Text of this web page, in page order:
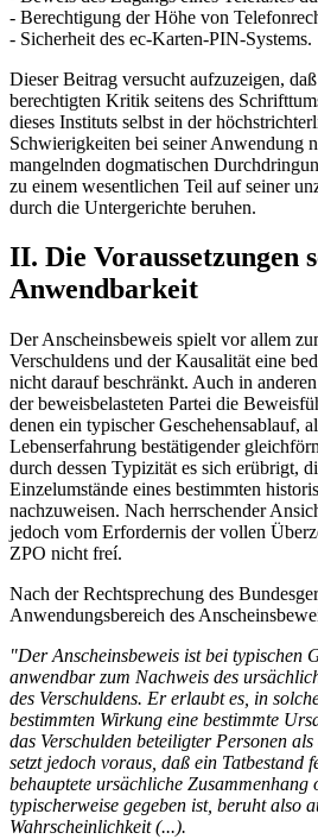
- Berechtigung der Höhe von
- Sicherheit des ec-Karten-PIN-Systems.
Dieser Beitrag versucht aufzuzeigen,
berechtigten Kritik seitens des
dieses Instituts selbst in der
Schwierigkeiten bei seiner Anwendung
mangelnden dogmatischen
zu einem wesentlichen Teil auf seiner
durch die Untergerichte beruhen.
II. Die Voraussetzungen
Anwendbarkeit
Der Anscheinsbeweis spielt vor allem
Verschuldens und der Kausalität eine
nicht darauf beschränkt. Auch in
der beweisbelasteten Partei die
denen ein typischer Geschehensablauf,
Lebenserfahrung bestätigender
durch dessen Typizität es sich erübrigt,
Einzelumstände eines bestimmten
nachzuweisen. Nach herrschender
jedoch vom Erfordernis der vollen
ZPO nicht freí.
Nach der Rechtsprechung des
Anwendungsbereich des
"Der Anscheinsbeweis ist bei typischen
anwendbar zum Nachweis des
des Verschuldens. Er erlaubt es, in
bestimmten Wirkung eine bestimmte
das Verschulden beteiligter Personen
setzt jedoch voraus, daß ein Tatbestand
behauptete ursächliche Zusammenhang
typischerweise gegeben ist, beruht also
Wahrscheinlichkeit (...).